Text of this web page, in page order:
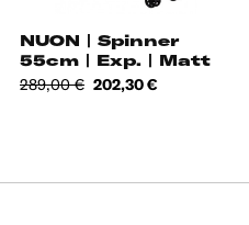
NUON | Spinner
55cm | Exp. | Matt
Nautical Blue
Tavahind
289,00 € Hind
202,30 €